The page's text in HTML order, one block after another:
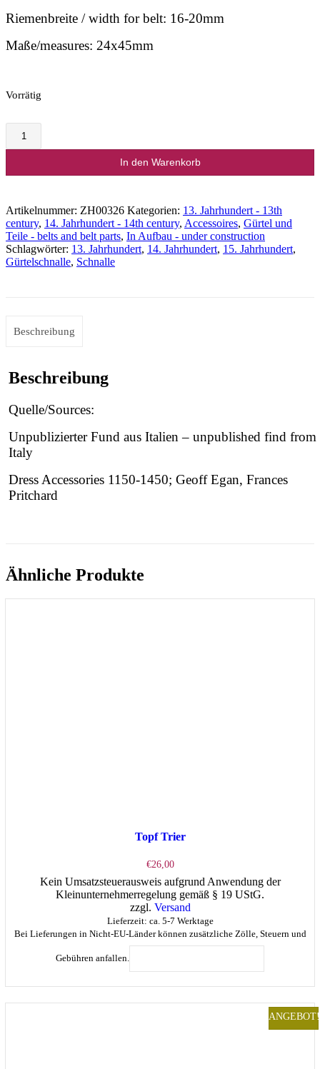
Riemenbreite / width for belt: 16-20mm
Maße/measures: 24x45mm
Vorrätig
Doppelschnalle
Menge
In den Warenkorb
Artikelnummer: ZH00326 Kategorien: 13. Jahrhundert - 13th
century, 14. Jahrhundert - 14th century, Accessoires, Gürtel und
Teile - belts and belt parts, In Aufbau - under construction
Schlagwörter: 13. Jahrhundert, 14. Jahrhundert, 15. Jahrhundert,
Gürtelschnalle, Schnalle
Beschreibung
Beschreibung
Quelle/Sources:
Unpublizierter Fund aus Italien – unpublished find from
Italy
Dress Accessories 1150-1450; Geoff Egan, Frances
Pritchard
Ähnliche Produkte
Topf Trier
€26,00
Kein Umsatzsteuerausweis aufgrund Anwendung der
Kleinunternehmerregelung gemäß § 19 UStG.
zzgl. Versand
Lieferzeit: ca. 5-7 Werktage
Bei Lieferungen in Nicht-EU-Länder können zusätzliche Zölle, Steuern und
Gebühren anfallen.
ANGEBOT!